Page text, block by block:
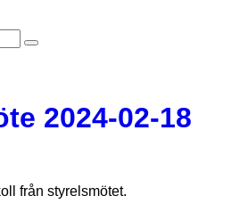
2024-02-18
från styrelsmötet.